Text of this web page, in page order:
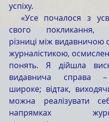
успіху.
свого покликання,
різниці між видавничою
журналістикою,
понять. Я дійшла
видавнича справа
широке; відтак,
можна реалізувати
напрямках